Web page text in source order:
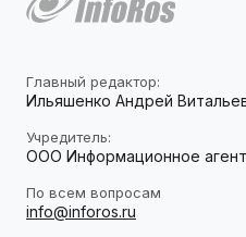
Главный редактор:
Ильяшенко Андрей
Учредитель:
ООО Информационное
По всем вопросам
info@inforos.ru